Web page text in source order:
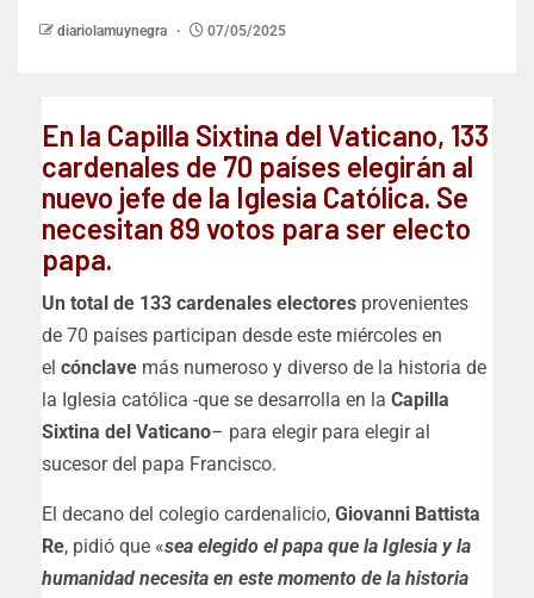
diariolamuynegra 07/05/2025
En la Capilla Sixtina del Vaticano, 133
cardenales de 70 países elegirán al
nuevo jefe de la Iglesia Católica. Se
necesitan 89 votos para ser electo
papa.
Un total de 133 cardenales electores provenientes
de 70 países participan desde este miércoles en
el cónclave más numeroso y diverso de la historia de
la Iglesia católica -que se desarrolla en la Capilla
Sixtina del Vaticano– para elegir para elegir al
sucesor del papa Francisco.
El decano del colegio cardenalicio, Giovanni Battista
Re, pidió que «sea elegido el papa que la Iglesia y la
humanidad necesita en este momento de la historia